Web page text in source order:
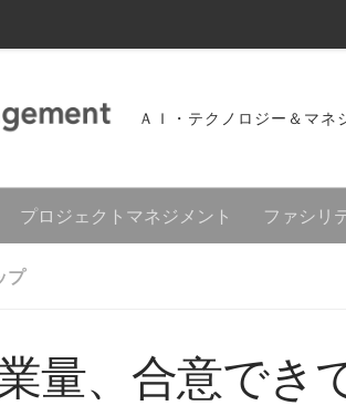
ＡＩ・テクノロジー＆マネ
プロジェクトマネジメント ファシリ
プ
量、合意で